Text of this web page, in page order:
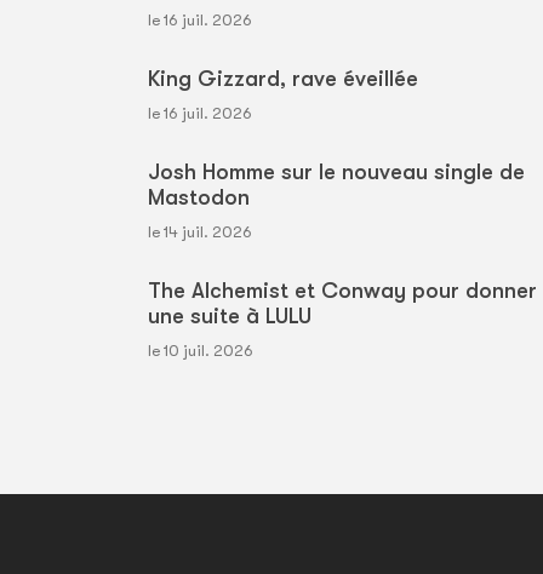
le 16 juil. 2026
King Gizzard, rave éveillée
le 16 juil. 2026
Josh Homme sur le nouveau single de
Mastodon
le 14 juil. 2026
The Alchemist et Conway pour donner
une suite à LULU
le 10 juil. 2026